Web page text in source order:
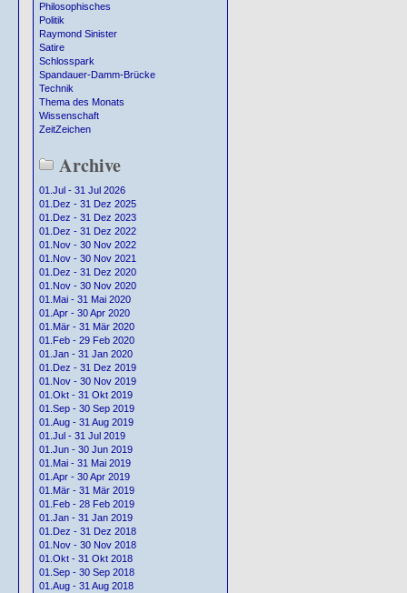
Philosophisches
Politik
Raymond Sinister
Satire
Schlosspark
Spandauer-Damm-Brücke
Technik
Thema des Monats
Wissenschaft
ZeitZeichen
Archive
01.Jul - 31 Jul 2026
01.Dez - 31 Dez 2025
01.Dez - 31 Dez 2023
01.Dez - 31 Dez 2022
01.Nov - 30 Nov 2022
01.Nov - 30 Nov 2021
01.Dez - 31 Dez 2020
01.Nov - 30 Nov 2020
01.Mai - 31 Mai 2020
01.Apr - 30 Apr 2020
01.Mär - 31 Mär 2020
01.Feb - 29 Feb 2020
01.Jan - 31 Jan 2020
01.Dez - 31 Dez 2019
01.Nov - 30 Nov 2019
01.Okt - 31 Okt 2019
01.Sep - 30 Sep 2019
01.Aug - 31 Aug 2019
01.Jul - 31 Jul 2019
01.Jun - 30 Jun 2019
01.Mai - 31 Mai 2019
01.Apr - 30 Apr 2019
01.Mär - 31 Mär 2019
01.Feb - 28 Feb 2019
01.Jan - 31 Jan 2019
01.Dez - 31 Dez 2018
01.Nov - 30 Nov 2018
01.Okt - 31 Okt 2018
01.Sep - 30 Sep 2018
01.Aug - 31 Aug 2018